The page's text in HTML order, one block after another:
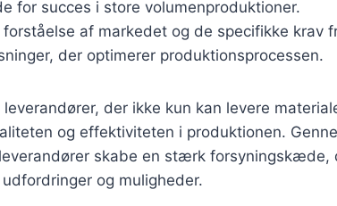
for succes i store volumenproduktioner.
af markedet og de specifikke krav
der optimerer produktionsprocessen.
der ikke kun kan levere
og effektiviteten i produktionen.
skabe en stærk forsyningskæde,
og muligheder.